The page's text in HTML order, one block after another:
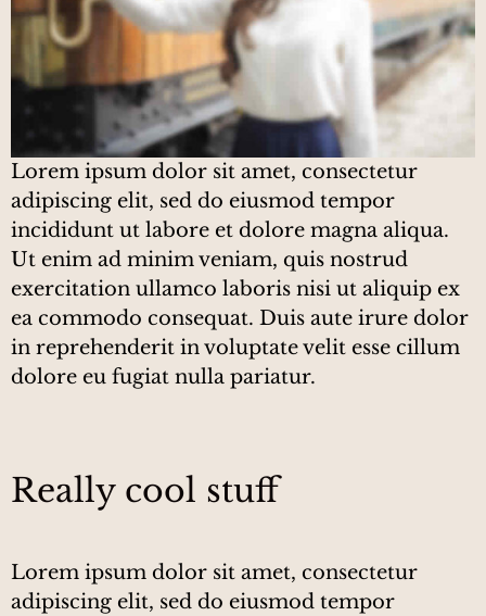
Lorem ipsum dolor sit amet, consectetur
adipiscing elit, sed do eiusmod tempor
incididunt ut labore et dolore magna aliqua.
Ut enim ad minim veniam, quis nostrud
exercitation ullamco laboris nisi ut aliquip ex
ea commodo consequat. Duis aute irure dolor
in reprehenderit in voluptate velit esse cillum
dolore eu fugiat nulla pariatur.
Really cool stuff
Lorem ipsum dolor sit amet, consectetur
adipiscing elit, sed do eiusmod tempor